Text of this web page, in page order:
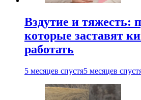
Вздутие и тяжесть:
которые заставят
работать
5 месяцев спустя5 месяцев